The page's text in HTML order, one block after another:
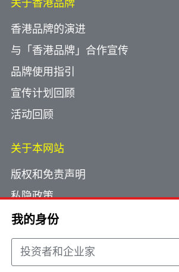
我的身份
投资者和企业家
关于香港品牌
香港品牌的演进
与「香港品牌」合作宣传
品牌使用指引
宣传计划回顾
活动回顾
关于本网站
版权和免责声明
私隐政策
使用小型文字档案
网页指南
联络我们